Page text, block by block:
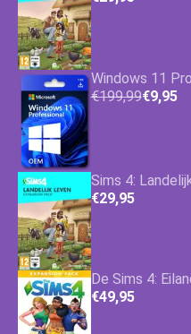
Windows 11
€199,99€9,95
Sims 4:
€29,95
De Sims 4:
€49,95